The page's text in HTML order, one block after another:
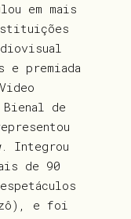
em mais
premiada
de
. Integrou
de 90
e foi